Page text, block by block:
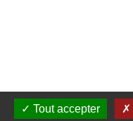
Tout accepter